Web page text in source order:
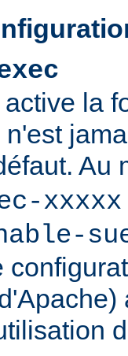
la
Au
xxxxx